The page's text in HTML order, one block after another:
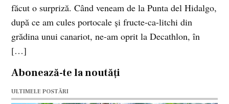
făcut o surpriză. Când veneam de la Punta del Hidalgo,
după ce am cules portocale şi fructe-ca-litchi din
grădina unui canariot, ne-am oprit la Decathlon, în
[…]
Abonează-te la noutăți
ULTIMELE POSTĂRI